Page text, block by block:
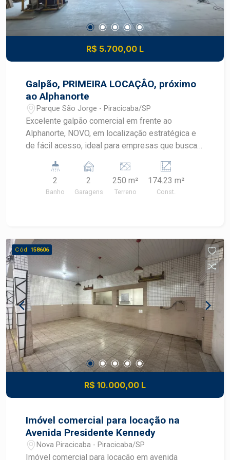
R$ 5.700,00 L
Galpão, PRIMEIRA LOCAÇÂO, próximo
ao Alphanorte
Parque São Jorge - Piracicaba/SP
Excelente galpão comercial em frente ao
Alphanorte, NOVO, em localização estratégica e
de fácil acesso, ideal para empresas que buscam
moderna para suas operações. O imóvel está em
primeira locação em fase final de acabamento 2
portas automatizadas com 5 metros de altura e 4
Infraestrutura elétrica completa instalada
Sistemas hidráulico e de esgoto prontos para
uso Um espaço versátil e preparado para atender
atividades comerciais, logísticas, industriais
leves e de armazenagem, proporcionando
praticidade e eficiência para o seu negócio.
Construa seu futuro com quem é agente de
desenvolvimento do mercado imobiliário de
Piracicaba. Agende sua visita!
2
Banho
2
Garagens
250 m²
Terreno
174.23 m²
Const.
Cód. 158606
R$ 10.000,00 L
Imóvel comercial para locação na
Avenida Presidente Kennedy
Nova Piracicaba - Piracicaba/SP
Imóvel comercial para locação em avenida